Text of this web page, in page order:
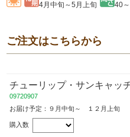
4月中旬～5月上旬 40
ご注文はこちらから
チューリップ・サンキャッ
09720907
お届け予定：９月中旬～ １２月上旬
購入数